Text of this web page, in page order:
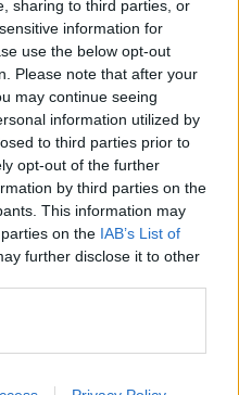
sharing to third parties, or
information for
use the below opt-out
Please note that after your
may continue seeing
information utilized by
to third parties prior to
opt-out of the further
by third parties on the
This information may
on the IAB’s List of
further disclose it to other
άλλαξε
τον οποίο το GLI3
γονίδια , ιδιαίτερα
μορφολογία του
αφορούσαν κύτταρα
κυτταρική σειρά
– οι
στην έκφραση
όταν υπήρχε η
ήταν ορατά στη
πρόωρη